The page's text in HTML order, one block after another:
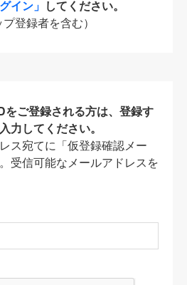
イン」 してください。
登録者を含む）
ご登録される方は、登録す
力してください。
ス宛てに「仮登録確認メー
受信可能なメールアドレスを